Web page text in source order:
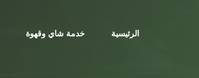
الرئيسية خدمة شاي وقهوة